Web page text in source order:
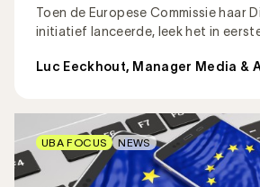
Toen de Europese Commissie haar
initiatief lanceerde, leek het in
Luc Eeckhout, Manager Media &
UBA FOCUS NEWS